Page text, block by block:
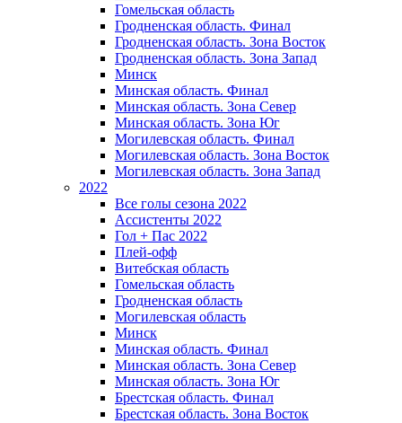
Гомельская область
Гродненская область. Финал
Гродненская область. Зона Восток
Гродненская область. Зона Запад
Минск
Минская область. Финал
Минская область. Зона Север
Минская область. Зона Юг
Могилевская область. Финал
Могилевская область. Зона Восток
Могилевская область. Зона Запад
2022
Все голы сезона 2022
Ассистенты 2022
Гол + Пас 2022
Плей-офф
Витебская область
Гомельская область
Гродненская область
Могилевская область
Минск
Mинская область. Финал
Минская область. Зона Север
Минская область. Зона Юг
Брестская область. Финал
Брестская область. Зона Восток